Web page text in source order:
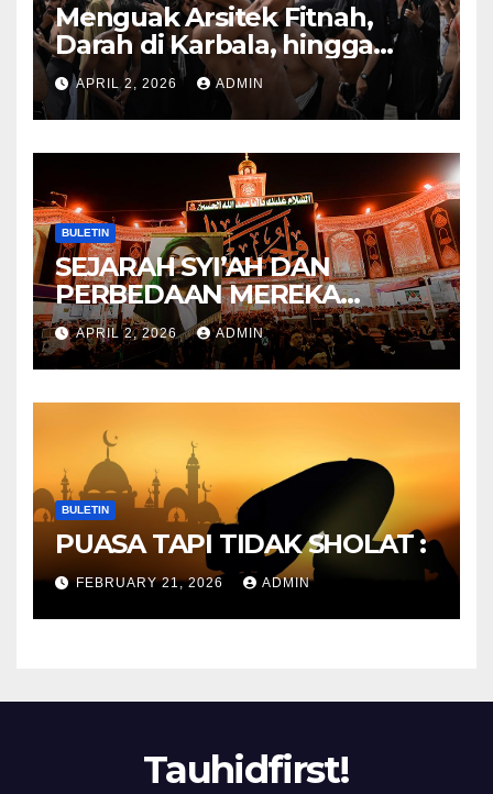
Menguak Arsitek Fitnah,
Darah di Karbala, hingga
Lahirnya Sekte-sekte serta
Mitos Imam Gaib
APRIL 2, 2026 ADMIN
BULETIN
SEJARAH SYI’AH DAN
PERBEDAAN MEREKA
ANTARA DULU DAN
SEKARANG
APRIL 2, 2026 ADMIN
BULETIN
PUASA TAPI TIDAK SHOLAT :
FEBRUARY 21, 2026 ADMIN
Tauhidfirst!